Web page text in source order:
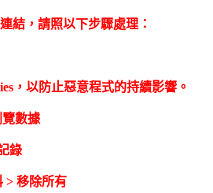
結，請照以下步驟處理：
，以防止惡意程式的持續影響。
數據
錄
> 移除所有